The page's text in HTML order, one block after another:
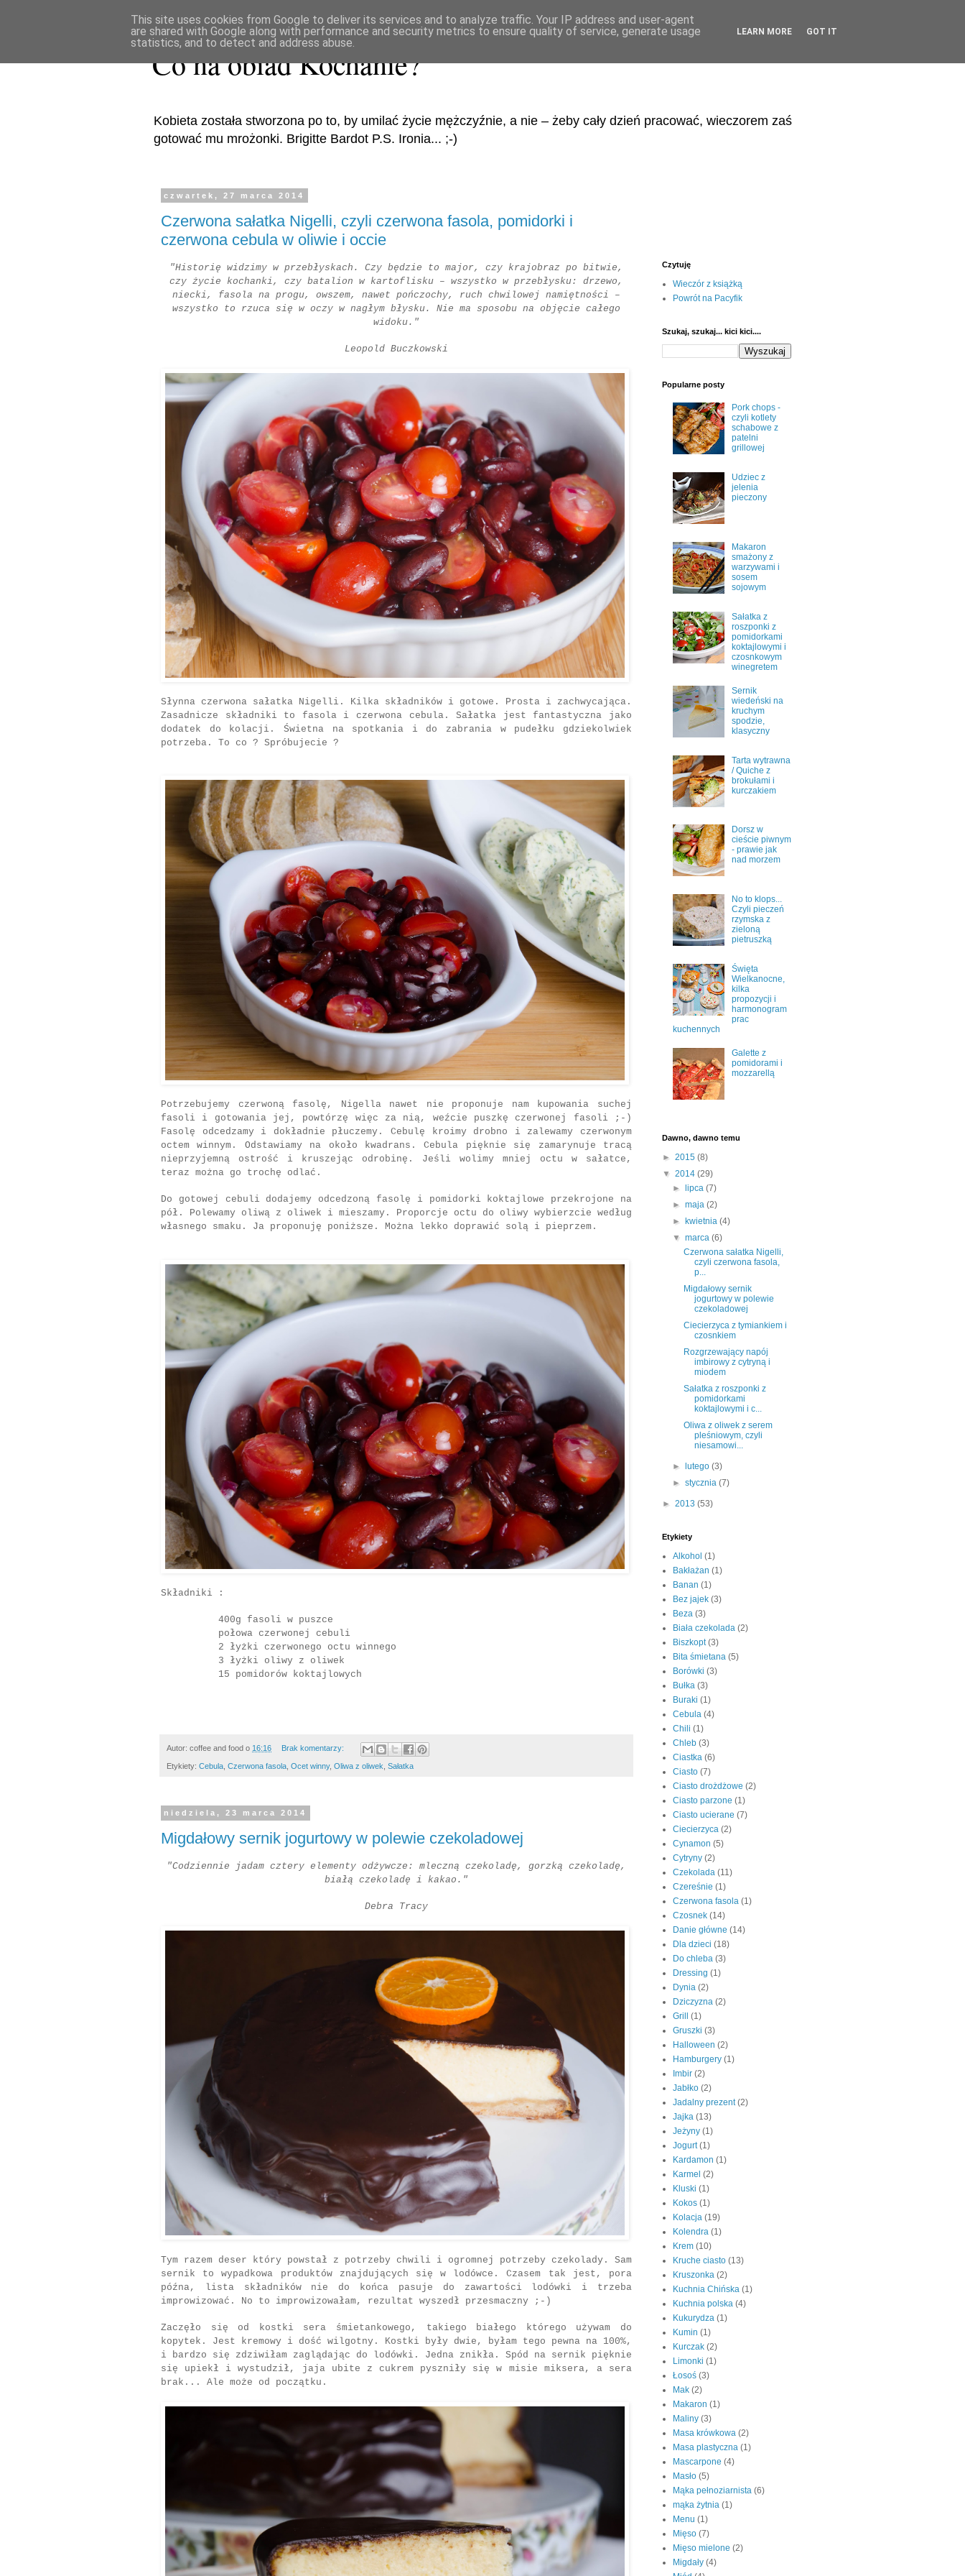
Co na obiad Kochanie?
Kobieta została stworzona po to, by umilać życie mężczyźnie, a nie – żeby cały dzień pracować, wieczorem zaś
gotować mu mrożonki. Brigitte Bardot P.S. Ironia... ;-)
czwartek, 27 marca 2014
Czerwona sałatka Nigelli, czyli czerwona fasola, pomidorki i
czerwona cebula w oliwie i occie
"Historię widzimy w przebłyskach. Czy będzie to major, czy krajobraz po bitwie,
czy życie kochanki, czy batalion w kartoflisku – wszystko w przebłysku: drzewo,
niecki, fasola na progu, owszem, nawet pończochy, ruch chwilowej namiętności –
wszystko to rzuca się w oczy w nagłym błysku. Nie ma sposobu na objęcie całego
widoku."
Leopold Buczkowski
Słynna czerwona sałatka Nigelli. Kilka składników i gotowe. Prosta i zachwycająca.
Zasadnicze składniki to fasola i czerwona cebula. Sałatka jest fantastyczna jako
dodatek do kolacji. Świetna na spotkania i do zabrania w pudełku gdziekolwiek
potrzeba. To co ? Spróbujecie ?
Potrzebujemy czerwoną fasolę, Nigella nawet nie proponuje nam kupowania suchej
fasoli i gotowania jej, powtórzę więc za nią, weźcie puszkę czerwonej fasoli ;-)
Fasolę odcedzamy i dokładnie płuczemy. Cebulę kroimy drobno i zalewamy czerwonym
octem winnym. Odstawiamy na około kwadrans. Cebula pięknie się zamarynuje tracą
nieprzyjemną ostrość i kruszejąc odrobinę. Jeśli wolimy mniej octu w sałatce,
teraz można go trochę odlać.
Do gotowej cebuli dodajemy odcedzoną fasolę i pomidorki koktajlowe przekrojone na
pół. Polewamy oliwą z oliwek i mieszamy. Proporcje octu do oliwy wybierzcie według
własnego smaku. Ja proponuję poniższe. Można lekko doprawić solą i pieprzem.
Składniki :
400g fasoli w puszce
połowa czerwonej cebuli
2 łyżki czerwonego octu winnego
3 łyżki oliwy z oliwek
15 pomidorów koktajlowych
Autor: coffee and food o 16:16 Brak komentarzy:
Etykiety: Cebula Czerwona fasola Ocet winny, Oliwa z oliwek Sałatka
niedziela, 23 marca 2014
Migdałowy sernik jogurtowy w polewie czekoladowej
"Codziennie jadam cztery elementy odżywcze: mleczną czekoladę, gorzką czekoladę,
białą czekoladę i kakao."
Debra Tracy
Tym razem deser który powstał z potrzeby chwili i ogromnej potrzeby czekolady. Sam
sernik to wypadkowa produktów znajdujących się w lodówce. Czasem tak jest, pora
późna, lista składników nie do końca pasuje do zawartości lodówki i trzeba
improwizować. No to improwizowałam, rezultat wyszedł przesmaczny ;-)
Zaczęło się od kostki sera śmietankowego, takiego białego którego używam do
kopytek. Jest kremowy i dość wilgotny. Kostki były dwie, byłam tego pewna na 100%,
i bardzo się zdziwiłam zaglądając do lodówki. Jedna znikła. Spód na sernik pięknie
się upiekł i wystudził, jaja ubite z cukrem pyszniły się w misie miksera, a sera
brak... Ale może od początku.
Czytuję
Wieczór z książką
Powrót na Pacyfik
Szukaj, szukaj... kici kici....
Popularne posty
Pork chops -
czyli kotlety
schabowe z
patelni
grillowej
Udziec z
jelenia
pieczony
Makaron
smażony z
warzywami i
sosem
sojowym
Sałatka z
roszponki z
pomidorkami
koktajlowymi i
czosnkowym
winegretem
Sernik
wiedeński na
kruchym
spodzie,
klasyczny
Tarta wytrawna
/ Quiche z
brokułami i
kurczakiem
Dorsz w
cieście piwnym
- prawie jak
nad morzem
No to klops...
Czyli pieczeń
rzymska z
zieloną
pietruszką
Święta
Wielkanocne,
kilka
propozycji i
harmonogram
prac
kuchennych
Galette z
pomidorami i
mozzarellą
Dawno, dawno temu
► 2015 (8)
▼ 2014 (29)
►lipca(7)
►maja(2)
►kwietnia(4)
▼marca(6)
Czerwona sałatka Nigelli,
czyli czerwona fasola,
p...
Migdałowy sernik
jogurtowy w polewie
czekoladowej
Ciecierzyca z tymiankiem i
czosnkiem
Rozgrzewający napój
imbirowy z cytryną i
miodem
Sałatka z roszponki z
pomidorkami
koktajlowymi i c...
Oliwa z oliwek z serem
pleśniowym, czyli
niesamowi...
►lutego(3)
►stycznia(7)
► 2013 (53)
Etykiety
Alkohol (1)
Bakłażan (1)
Banan (1)
Bez jajek (3)
Beza (3)
Biała czekolada (2)
Biszkopt (3)
Bita śmietana (5)
Borówki (3)
Bułka (3)
Buraki (1)
Cebula (4)
Chili (1)
Chleb (3)
Ciastka (6)
Ciasto (7)
Ciasto drożdżowe (2)
Ciasto parzone (1)
Ciasto ucierane (7)
Ciecierzyca (2)
Cynamon (5)
Cytryny (2)
Czekolada (11)
Czereśnie (1)
Czerwona fasola (1)
Czosnek (14)
Danie główne (14)
Dla dzieci (18)
Do chleba (3)
Dressing (1)
Dynia (2)
Dziczyzna (2)
Grill (1)
Gruszki (3)
Halloween (2)
Hamburgery (1)
Imbir (2)
Jabłko (2)
Jadalny prezent (2)
Jajka (13)
Jeżyny (1)
Jogurt (1)
Kardamon (1)
Karmel (2)
Kluski (1)
Kokos (1)
Kolacja (19)
Kolendra (1)
Krem (10)
Kruche ciasto (13)
Kruszonka (2)
Kuchnia Chińska (1)
Kuchnia polska (4)
Kukurydza (1)
Kumin (1)
Kurczak (2)
Limonki (1)
Łosoś (3)
Mak (2)
Makaron (1)
Maliny (3)
Masa krówkowa (2)
Masa plastyczna (1)
Mascarpone (4)
Masło (5)
Mąka pełnoziarnista (6)
mąka żytnia (1)
Menu (1)
Mięso (7)
Mięso mielone (2)
Migdały (4)
This site uses cookies from Google to deliver its services and to analyze traffic. Your IP address and user-agent
are shared with Google along with performance and security metrics to ensure quality of service, generate usage
statistics, and to detect and address abuse.
LEARN MORE GOT IT